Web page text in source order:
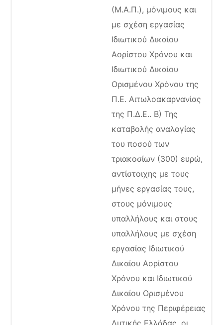
(Μ.Α.Π.), μόνιμους και
με σχέση εργασίας
Ιδιωτικού Δικαίου
Αορίστου Χρόνου και
Ιδιωτικού Δικαίου
Ορισμένου Χρόνου της
Π.Ε. Αιτωλοακαρνανίας
της Π.Δ.Ε.. Β) Της
καταβολής αναλογίας
του ποσού των
τριακοσίων (300) ευρώ,
αντίστοιχης με τους
μήνες εργασίας τους,
στους μόνιμους
υπαλλήλους και στους
υπαλλήλους με σχέση
εργασίας Ιδιωτικού
Δικαίου Αορίστου
Χρόνου και Ιδιωτικού
Δικαίου Ορισμένου
Χρόνου της Περιφέρειας
Δυτικής Ελλάδας, οι